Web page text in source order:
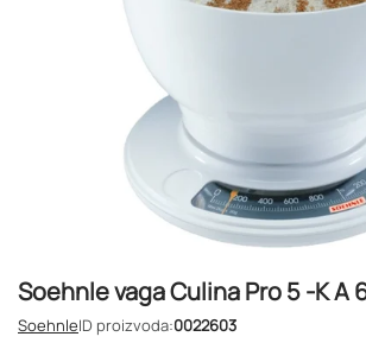
Soehnle vaga Culina Pro 5 -K A
SoehnleID proizvoda:0022603